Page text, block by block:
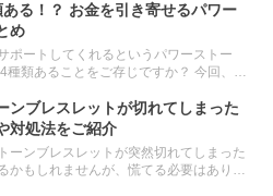
適したパワーストーンを解説します。
る！？ お金を引き寄せるパワー
め
ポートしてくれるというパワーストー
とめました。「金運を上げたい」と願う
ンブレスレットが切れてしまった
対処法をご紹介
ーンブレスレットが突然切れてしまった
かもしれませんが、慌てる必要はありま